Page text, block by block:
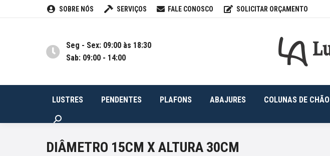
SOBRE NÓS SERVIÇOS FALE CONOSCO SOLICITAR ORÇAMENTO
Seg - Sex: 09:00 às 18:30
Sab: 09:00 - 14:00
LUSTRES PENDENTES PLAFONS ABAJURES COLUNAS DE CHÃO
Buscar
DIÂMETRO 15CM X ALTURA 30CM
LUSTRES PENDENTES PLAFONS ABAJURES